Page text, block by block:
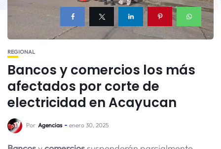
REGIONAL
Bancos y comercios los más
afectados por corte de
electricidad en Acayucan
Por Agencias enero 30, 2025